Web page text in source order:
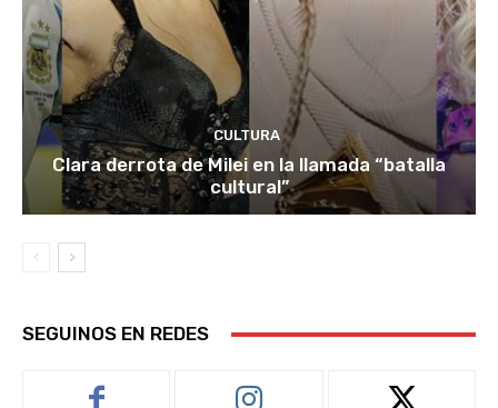
CULTURA
Clara derrota de Milei en la llamada “batalla
cultural”
SEGUINOS EN REDES